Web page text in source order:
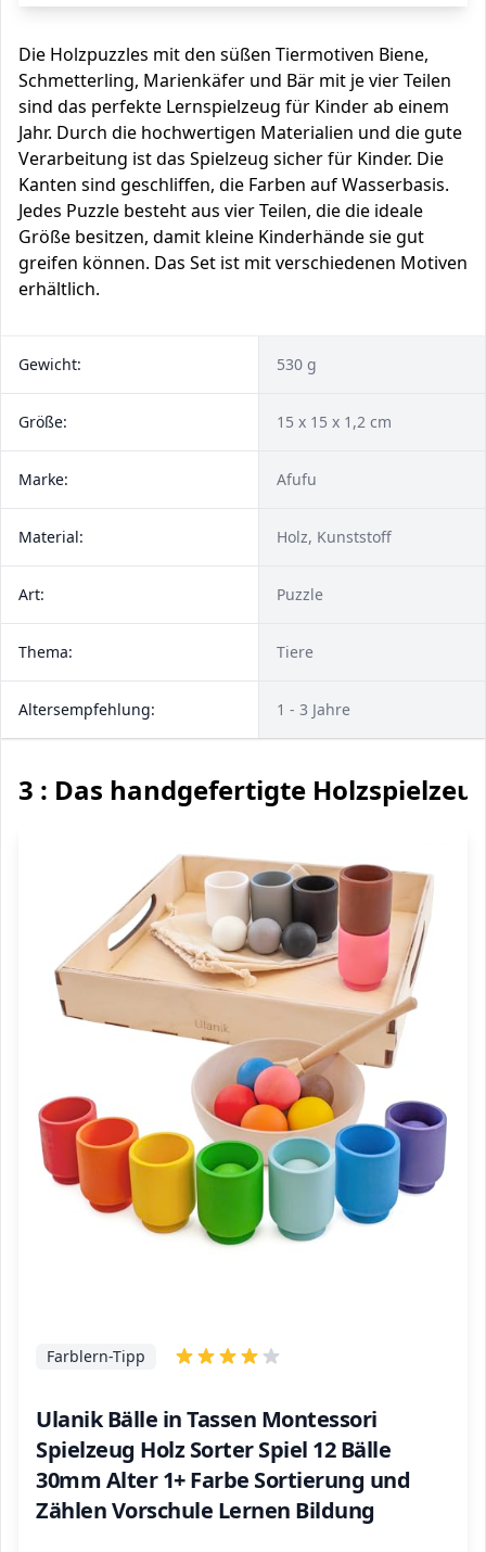
Die Holzpuzzles mit den süßen Tiermotiven Biene,
Schmetterling, Marienkäfer und Bär mit je vier Teilen
sind das perfekte Lernspielzeug für Kinder ab einem
Jahr. Durch die hochwertigen Materialien und die gute
Verarbeitung ist das Spielzeug sicher für Kinder. Die
Kanten sind geschliffen, die Farben auf Wasserbasis.
Jedes Puzzle besteht aus vier Teilen, die die ideale
Größe besitzen, damit kleine Kinderhände sie gut
greifen können. Das Set ist mit verschiedenen Motiven
erhältlich.
Gewicht: 530 g
Größe: 15 x 15 x 1,2 cm
Marke: Afufu
Material: Holz, Kunststoff
Art: Puzzle
Thema: Tiere
Altersempfehlung: 1 - 3 Jahre
3 : Das handgefertigte
Ulanik Bälle in Tassen Montessori
Spielzeug Holz Sorter Spiel 12 Bälle
30mm Alter 1+ Farbe Sortierung und
Zählen Vorschule Lernen Bildung
Farblern-Tipp